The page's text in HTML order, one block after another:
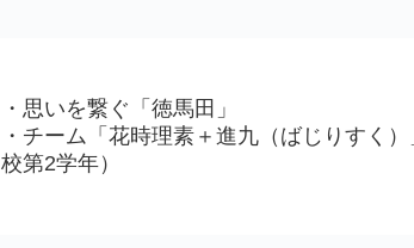
・思いを繋ぐ「徳馬田」
・チーム「花時理素＋進九（ばじりすく
校第2学年）